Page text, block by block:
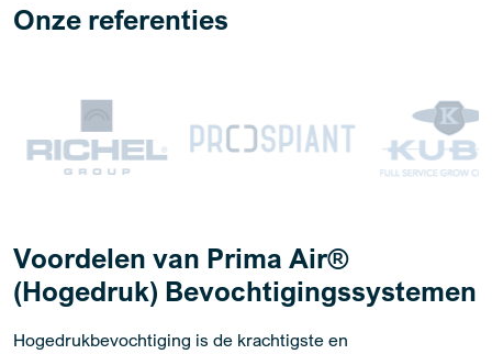
Onze referenties
Voordelen van Prima Air®
(Hogedruk) Bevochtigingssystemen
Hogedrukbevochtiging is de krachtigste en